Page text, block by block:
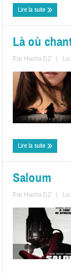
Lire la suite
Là où
Par Harba DZ
Lire la suite
Saloum
Par Harba DZ